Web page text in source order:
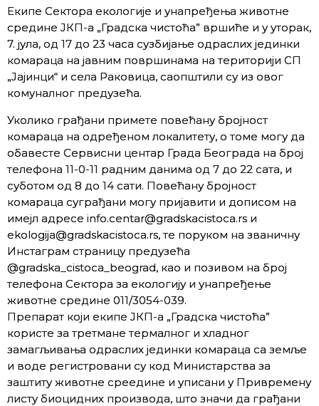
Екипе Секторa екологије и унапређења животне
средине ЈКП-а „Градска чистоћа” вршиће и у уторак,
7. јула, од 17 до 23 часа сузбијање одраслих јединки
комараца на јавним површинама на територији СП
„Јајинци“ и села Раковица, саопштили су из овог
комуналног предузећа.
Уколико грађани примете повећану бројност
комараца на одређеном локалитету, о томе могу да
обавесте Сервисни центар Града Београда на број
телефона 11-0-11 радним данима од 7 до 22 сата, и
суботом од 8 до 14 сати. Повећану бројност
комараца суграђани могу пријавити и дописом на
имејл адресе info.centar@gradskacistoca.rs и
ekologija@gradskacistoca.rs, те поруком на званичну
Инстаграм страницу предузећа
@gradska_cistoca_beograd, као и позивом на број
телефона Сектора за екологију и унапређење
животне средине 011/3054-039.
Препарат који екипе ЈКП-а „Градска чистоћа”
користе за третмане термалног и хладног
замагљивања одраслих јединки комараца са земље
и воде регистровани су код Министарства за
заштиту животне среедине и уписани у Привремену
листу биоцидних производа, што значи да грађани